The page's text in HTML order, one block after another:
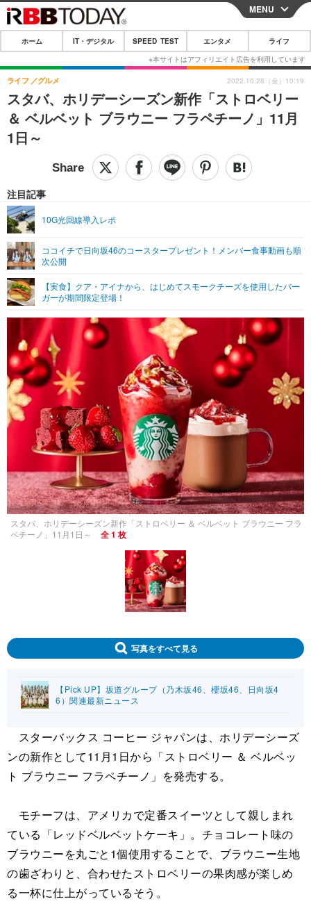
CLOSE
ホーム
IT・デジタル
IT・デジタルTOP スマートフォン
ショッピング その他
SPEED TEST
エンタメ
エンタメTOP 映画・ドラマ
音楽
グラビア ブログ
ペット
その他
リリース一覧
プッシュ通知の停止方法
MENU
ホーム IT・デジタル SPEED TEST エンタメ ライフ
スタバ、ホリデーシーズン新作「ストロベリー
＆ ベルベット ブラウニー フラペチーノ」11月
1日～
ライフ グルメ
注目記事
10G光回線導入レポ
ココイチで日向坂46のコースタープレゼント！メンバー食事動画も順
次公開
【実食】クア・アイナから、はじめてスモークチーズを使用したバー
ガーが期間限定登場！
2022.10.28（金）10:19
スタバ、ホリデーシーズン新作「ストロベリー ＆ ベルベット ブラウニー フラ
ペチーノ」11月1日～
全 1 枚
写真をすべて見る
【Pick UP】坂道グループ（乃木坂46、櫻坂46、日向坂4
6）関連最新ニュース
スターバックス コーヒー ジャパンは、ホリデーシーズ
ンの新作として11月1日から「ストロベリー ＆ ベルベッ
ト ブラウニー フラペチーノ」を発売する。
モチーフは、アメリカで定番スイーツとして親しまれ
ている「レッドベルベットケーキ」。チョコレート味の
ブラウニーを丸ごと1個使用することで、ブラウニー生地
の歯ざわりと、合わせたストロベリーの果肉感が楽しめ
る一杯に仕上がっているそう。